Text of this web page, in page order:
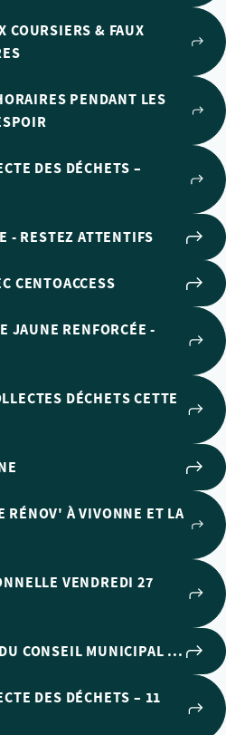
COURSIERS & FAUX
PENDANT LES
DES DÉCHETS –
- RESTEZ ATTENTIFS
CENTOACCESS
JAUNE RENFORCÉE -
DÉCHETS CETTE
RÉNOV' À VIVONNE ET LA
VENDREDI 27
CONSEIL MUNICIPAL ...
DES DÉCHETS – 11